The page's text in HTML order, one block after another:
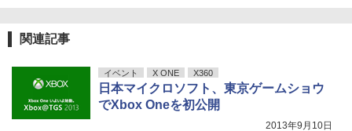
関連記事
イベント X ONE X360
日本マイクロソフト、東京ゲームショウ
でXbox Oneを初公開
2013年9月10日